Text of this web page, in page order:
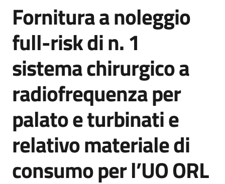
strumenti
di
Supporto
Piattaforme
telematiche
Salta al contenuto
Fornitura a noleggio
full-risk di n. 1
sistema chirurgico a
radiofrequenza per
palato e turbinati e
relativo materiale di
consumo per l’UO ORL